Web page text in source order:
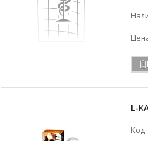
L-
Код